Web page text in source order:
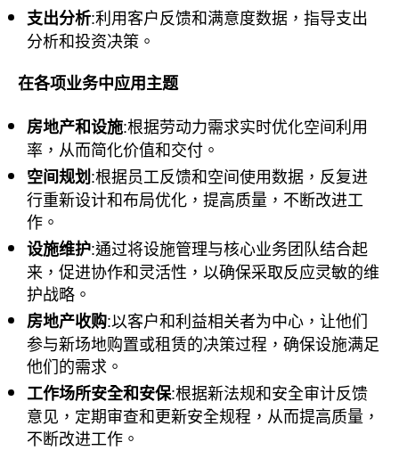
支出分析:利用客户反馈和满意度数据，指导支出
分析和投资决策。
在各项业务中应用主题
房地产和设施:根据劳动力需求实时优化空间利用
率，从而简化价值和交付。
空间规划:根据员工反馈和空间使用数据，反复进
行重新设计和布局优化，提高质量，不断改进工
作。
设施维护:通过将设施管理与核心业务团队结合起
来，促进协作和灵活性，以确保采取反应灵敏的维
护战略。
房地产收购:以客户和利益相关者为中心，让他们
参与新场地购置或租赁的决策过程，确保设施满足
他们的需求。
工作场所安全和安保:根据新法规和安全审计反馈
意见，定期审查和更新安全规程，从而提高质量，
不断改进工作。